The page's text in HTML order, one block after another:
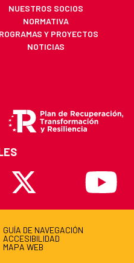
NUESTROS SOCIOS
NORMATIVA
Y PROYECTOS
NOTICIAS
X Youtube
GUÍA DE NAVEGACIÓN
ACCESIBILIDAD
MAPA WEB